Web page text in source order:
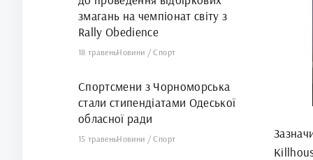
змагань на чемпіонат світу з
Rally Obedience
18 травеньНовини /Спорт
Спортсмени з Чорноморська
стали стипендіатами Одеської
обласної ради
15 травеньНовини /Спорт